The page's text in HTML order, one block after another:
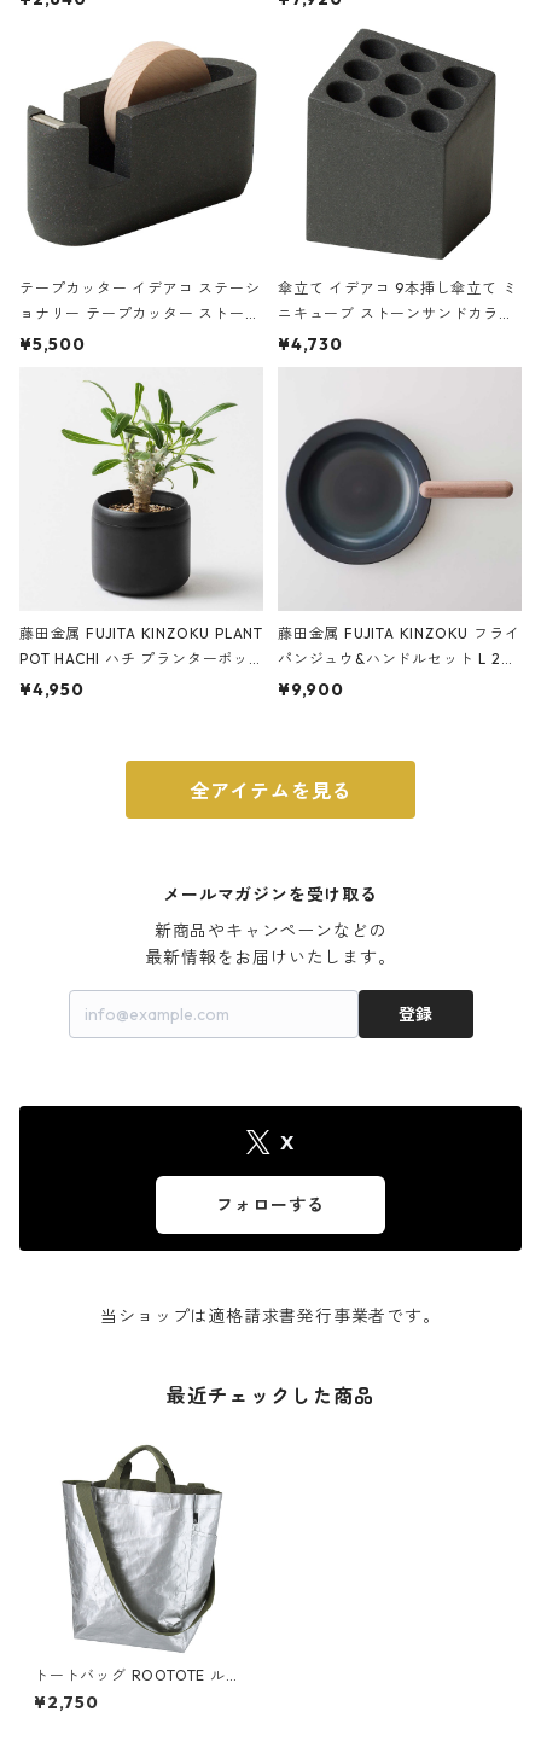
テープカッター イデアコ ステーシ
ョナリー テープカッター ストーン
サンドカラー 石調 ideaco Station
¥5,500
傘立て イデアコ 9本挿し傘立て ミ
ニキューブ ストーンサンドカラー
石調 ideaco Umbrella Stand CUB
E ストーンサンドブラック
¥4,730
藤田金属 FUJITA KINZOKU PLANT
POT HACHI ハチ プランターポッ
ト 3号 ブラック
¥4,950
藤田金属 FUJITA KINZOKU フライ
パンジュウ&ハンドルセット L 24c
m ガス火・IH対応 鉄フライパン
¥9,900
全アイテムを見る
メールマガジンを受け取る
新商品やキャンペーンなどの
最新情報をお届けいたします。
登録
X
フォローする
当ショップは適格請求書発行事業者です。
最近チェックした商品
トートバッグ ROOTOTE ルー
トート トール2way.タープ-B
外ポケット付き グレー
¥2,750